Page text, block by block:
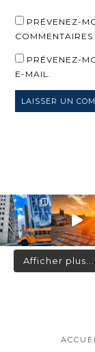
PRÉVENEZ-
COMMENTAIRES
PRÉVENEZ-
E-MAIL.
Afficher plus...